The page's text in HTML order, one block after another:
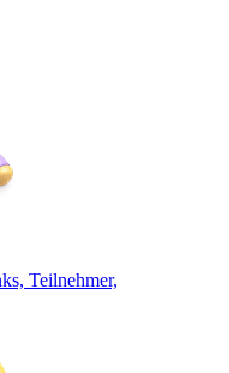
Teilnehmer,